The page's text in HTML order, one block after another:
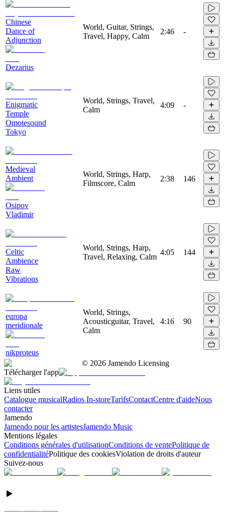
Chinese
Dance of
Adjunction
Dezarius
World, Guitar, Strings,
Travel, Happy, Calm
2:46 -
Enigmatic
Temple
Omotesound
Tokyo
World, Strings, Travel,
Calm
4:09 -
Medieval
Ambient
Osipov
Vladimir
World, Strings, Harp,
Filmscore, Calm
2:38 146
Celtic
Ambience
Raw
Vibrations
World, Strings, Harp,
Travel, Relaxing, Calm
4:05 144
europa
meridionale
nikproteus
World, Strings,
Acousticguitar, Travel,
Calm
4:16 90
© 2026 Jamendo Licensing
Télécharger l'app
Liens utiles
Catalogue musicalRadios In-storeTarifsContactCentre d'aideNous
contacter
Jamendo
Jamendo pour les artistesJamendo Music
Mentions légales
Conditions générales d'utilisationConditions de ventePolitique de
confidentialitéPolitique des cookiesViolation de droits d'auteur
Suivez-nous